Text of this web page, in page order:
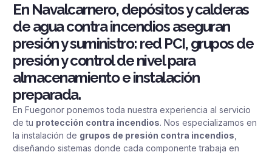
En Navalcarnero, depósitos y calderas
de agua contra incendios aseguran
presión y suministro: red PCI, grupos de
presión y control de nivel para
almacenamiento e instalación
preparada.
En Fuegonor ponemos toda nuestra experiencia al servicio
de tu protección contra incendios. Nos especializamos en
la instalación de grupos de presión contra incendios,
diseñando sistemas donde cada componente trabaja en